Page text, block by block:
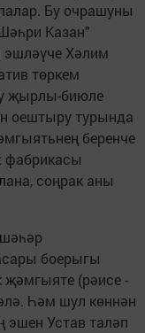
Бу очрашуны
Казан"
Хәлим
төркем
җырлы-биюле
оештыру турында
беренче
фабрикасы
соңрак аны
боерыгы
җәмгыяте (рәисе -
Һәм шул көннән
эшен Устав таләп